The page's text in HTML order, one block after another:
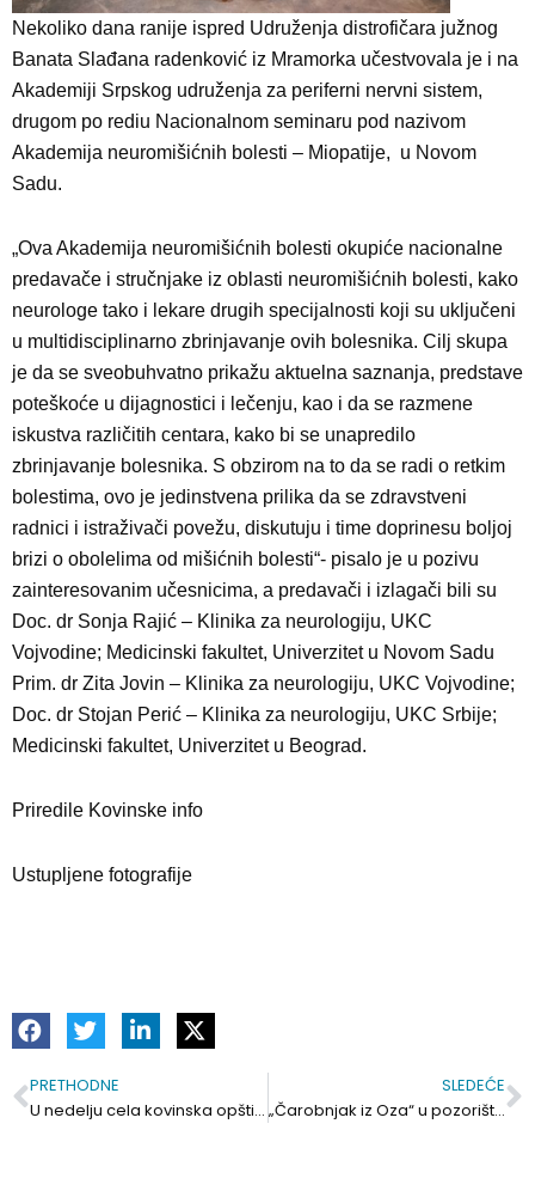
Nekoliko dana ranije ispred Udruženja distrofičara južnog
Banata Slađana radenković iz Mramorka učestvovala je i na
Akademiji Srpskog udruženja za periferni nervni sistem,
drugom po rediu Nacionalnom seminaru pod nazivom
Akademija neuromišićnih bolesti – Miopatije, u Novom
Sadu.
„Ova Akademija neuromišićnih bolesti okupiće nacionalne
predavače i stručnjake iz oblasti neuromišićnih bolesti, kako
neurologe tako i lekare drugih specijalnosti koji su uključeni
u multidisciplinarno zbrinjavanje ovih bolesnika. Cilj skupa
je da se sveobuhvatno prikažu aktuelna saznanja, predstave
poteškoće u dijagnostici i lečenju, kao i da se razmene
iskustva različitih centara, kako bi se unapredilo
zbrinjavanje bolesnika. S obzirom na to da se radi o retkim
bolestima, ovo je jedinstvena prilika da se zdravstveni
radnici i istraživači povežu, diskutuju i time doprinesu boljoj
brizi o obolelima od mišićnih bolesti“- pisalo je u pozivu
zainteresovanim učesnicima, a predavači i izlagači bili su
Doc. dr Sonja Rajić – Klinika za neurologiju, UKC
Vojvodine; Medicinski fakultet, Univerzitet u Novom Sadu
Prim. dr Zita Jovin – Klinika za neurologiju, UKC Vojvodine;
Doc. dr Stojan Perić – Klinika za neurologiju, UKC Srbije;
Medicinski fakultet, Univerzitet u Beograd.
Priredile Kovinske info
Ustupljene fotografije
Prev
PRETHODNE
U nedelju cela kovinska opština bez struje
SLEDEĆE
„Čarobnjak iz Oza“ u pozorištu u Kovinu